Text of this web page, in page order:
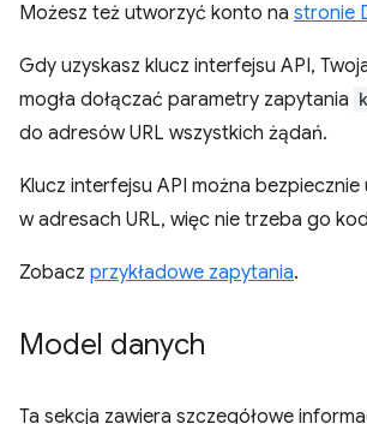
Możesz też utworzyć konto na stronie
Gdy uzyskasz klucz interfejsu API,
mogła dołączać parametry zapytania
do adresów URL wszystkich żądań.
Klucz interfejsu API można bezpiecznie
w adresach URL, więc nie trzeba go
Zobacz przykładowe zapytania.
Model danych
Ta sekcja zawiera szczegółowe